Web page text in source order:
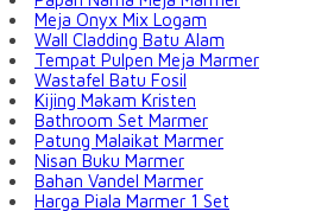
Meja Onyx Mix Logam
Wall Cladding Batu Alam
Tempat Pulpen Meja Marmer
Wastafel Batu Fosil
Kijing Makam Kristen
Bathroom Set Marmer
Patung Malaikat Marmer
Nisan Buku Marmer
Bahan Vandel Marmer
Harga Piala Marmer 1 Set